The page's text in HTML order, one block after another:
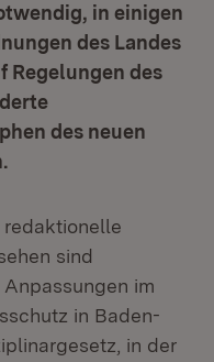
in einigen
des Landes
Regelungen des
des neuen
redaktionelle
sind
im
in Baden-
in der